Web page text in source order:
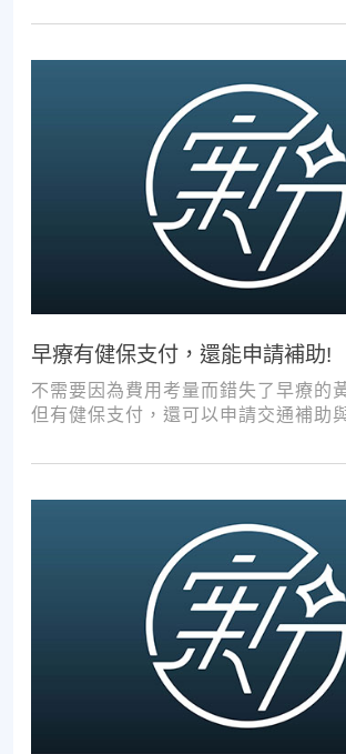
早療有健保支付，還能申請補助!
不需要因為費用考量而錯失了早療的
但有健保支付，還可以申請交通補助